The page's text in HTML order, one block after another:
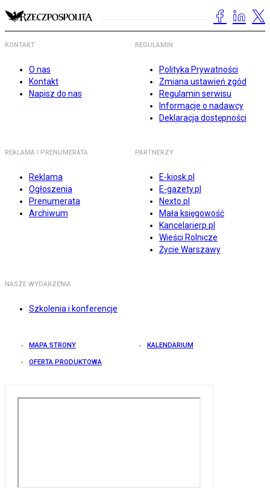
KONTAKT
O nas
Kontakt
Napisz do nas
REGULAMIN
Polityka Prywatności
Zmiana ustawień zgód
Regulamin serwisu
Informacje o nadawcy
Deklaracja dostępności
REKLAMA I PRENUMERATA
Reklama
Ogłoszenia
Prenumerata
Archiwum
PARTNERZY
E-kiosk.pl
E-gazety.pl
Nexto.pl
Mała księgowość
Kancelarierp.pl
Wieści Rolnicze
Życie Warszawy
NASZE WYDARZENIA
Szkolenia i konferencje
MAPA STRONY KALENDARIUM
OFERTA PRODUKTOWA